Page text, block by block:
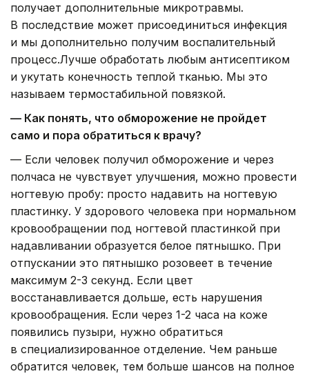
получает дополнительные микротравмы.
В последствие может присоединиться инфекция
и мы дополнительно получим воспалительный
процесс.Лучше обработать любым антисептиком
и укутать конечность теплой тканью. Мы это
называем термостабильной повязкой.
— Как понять, что обморожение не пройдет
само и пора обратиться к врачу?
— Если человек получил обморожение и через
полчаса не чувствует улучшения, можно провести
ногтевую пробу: просто надавить на ногтевую
пластинку. У здорового человека при нормальном
кровообращении под ногтевой пластинкой при
надавливании образуется белое пятнышко. При
отпускании это пятнышко розовеет в течение
максимум 2-3 секунд. Если цвет
восстанавливается дольше, есть нарушения
кровообращения. Если через 1-2 часа на коже
появились пузыри, нужно обратиться
в специализированное отделение. Чем раньше
обратится человек, тем больше шансов на полное